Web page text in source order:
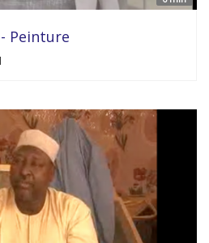
Peinture